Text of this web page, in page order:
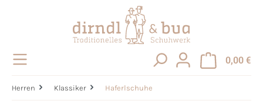
0,00 €
Herren Klassiker Haferlschuhe